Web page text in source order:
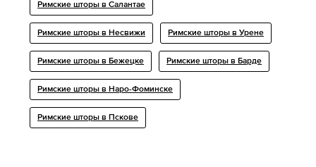
Римские шторы в Салантае
Римские шторы в Несвижи Римские шторы в Урене
Римские шторы в Бежецке Римские шторы в Барде
Римские шторы в Наро-Фоминске
Римские шторы в Пскове